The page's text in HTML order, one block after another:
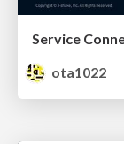
ota1022